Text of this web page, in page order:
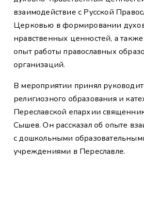
взаимодействие с Русской
Церковью в формировании
нравственных ценностей, а
опыт работы православных
организаций.
В мероприятии принял
религиозного образования и
Переславской епархии
Сышев. Он рассказал об опыте
с дошкольными
учреждениями в Переславле.